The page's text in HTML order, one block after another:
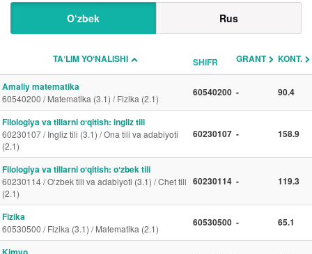
O‘zbek
Rus
TAʼLIM YO‘NALISHI SHIFR GRANT KONT.
Amaliy matematika
60540200 / Matematika (3.1) / Fizika (2.1)
60540200 - 90.4
Filologiya va tillarni oʻqitish: ingliz tili
60230107 / Ingliz tili (3.1) / Ona tili va adabiyoti
(2.1)
60230107 - 158.9
Filologiya va tillarni oʻqitish: oʻzbek tili
60230114 / O‘zbek tili va adabiyoti (3.1) / Chet tili
(2.1)
60230114 - 119.3
Fizika
60530500 / Fizika (3.1) / Matematika (2.1)
60530500 - 65.1